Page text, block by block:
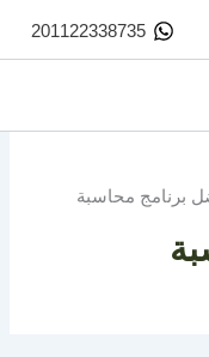
201122338735
برنامج محاسبة